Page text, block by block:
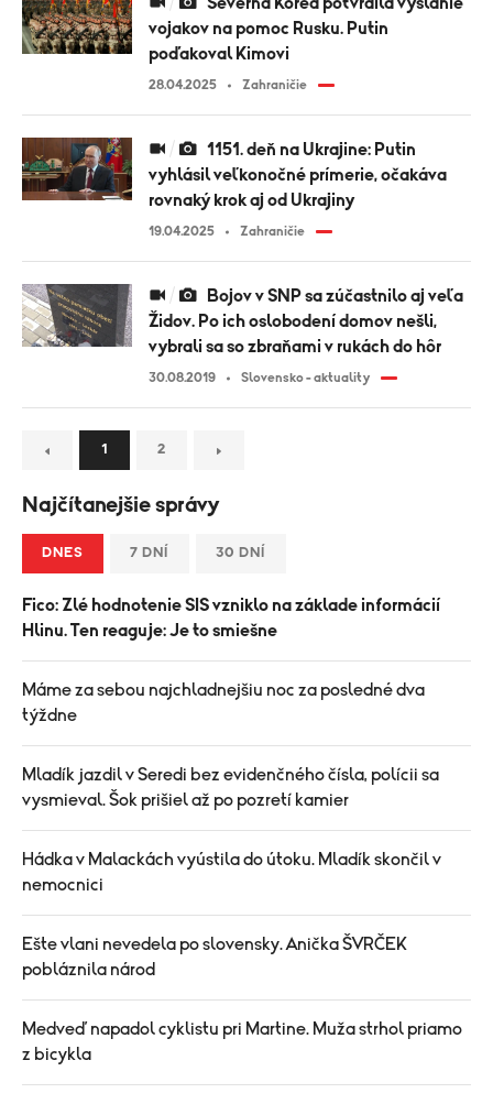
vojakov na pomoc Rusku. Putin
poďakoval Kimovi
28.04.2025 Zahraničie
vyhlásil veľkonočné prímerie, očakáva
rovnaký krok aj od Ukrajiny
19.04.2025 Zahraničie
Židov. Po ich oslobodení domov nešli,
vybrali sa so zbraňami v rukách do hôr
30.08.2019 Slovensko - aktuality
1 2
Najčítanejšie správy
DNES 7 DNÍ 30 DNÍ
Fico: Zlé hodnotenie SIS vzniklo na základe informácií
Hlinu. Ten reaguje: Je to smiešne
Máme za sebou najchladnejšiu noc za posledné dva
týždne
Mladík jazdil v Seredi bez evidenčného čísla, polícii sa
vysmieval. Šok prišiel až po pozretí kamier
Hádka v Malackách vyústila do útoku. Mladík skončil v
nemocnici
Ešte vlani nevedela po slovensky. Anička ŠVRČEK
pobláznila národ
Medveď napadol cyklistu pri Martine. Muža strhol priamo
z bicykla